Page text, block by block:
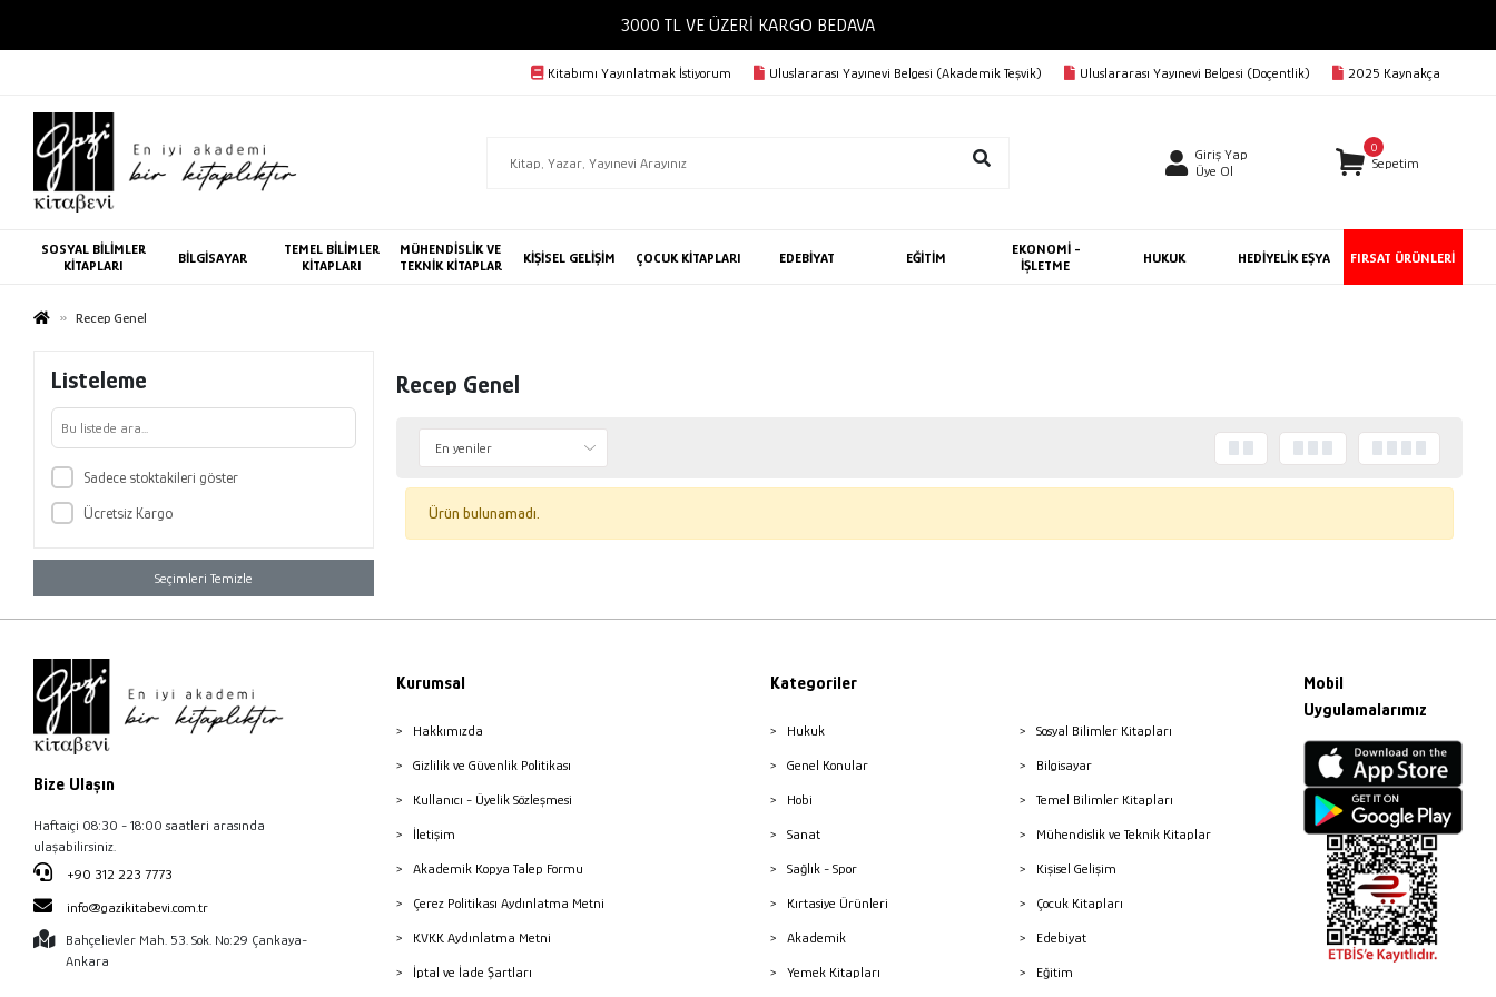
3000 TL VE ÜZERİ KARGO BEDAVA
Kitabımı Yayınlatmak İstiyorum Uluslararası Yayınevi Belgesi (Akademik Teşvik) Uluslararası Yayınevi Belgesi (Doçentlik) 2025 Kaynakça
Giriş Yap
Üye Ol
0
Sepetim
SOSYAL BİLİMLER
KİTAPLARI
BİLGİSAYAR
TEMEL BİLİMLER
KİTAPLARI
MÜHENDİSLİK VE
TEKNİK KİTAPLAR
KİŞİSEL GELİŞİM ÇOCUK KİTAPLARI EDEBİYAT EĞİTİM
EKONOMİ -
İŞLETME
HUKUK HEDİYELİK EŞYA FIRSAT ÜRÜNLERİ
Recep Genel
Listeleme
Sadece stoktakileri göster
Ücretsiz Kargo
Seçimleri Temizle
Recep Genel
Ürün bulunamadı.
Bize Ulaşın
Haftaiçi 08:30 - 18:00 saatleri arasında
ulaşabilirsiniz.
+90 312 223 7773
info@gazikitabevi.com.tr
Bahçelievler Mah. 53. Sok. No:29 Çankaya-
Ankara
Kurumsal
Hakkımızda
Gizlilik ve Güvenlik Politikası
Kullanıcı - Üyelik Sözleşmesi
İletişim
Akademik Kopya Talep Formu
Çerez Politikası Aydınlatma Metni
KVKK Aydınlatma Metni
İptal ve İade Şartları
Kategoriler
Hukuk
Genel Konular
Hobi
Sanat
Sağlık - Spor
Kırtasiye Ürünleri
Akademik
Yemek Kitapları
Sosyal Bilimler Kitapları
Bilgisayar
Temel Bilimler Kitapları
Mühendislik ve Teknik Kitaplar
Kişisel Gelişim
Çocuk Kitapları
Edebiyat
Eğitim
Mobil
Uygulamalarımız